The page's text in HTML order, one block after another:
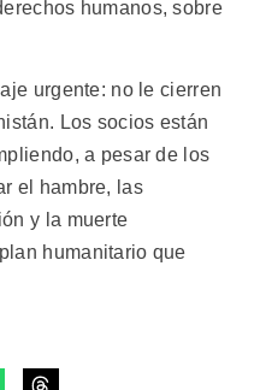
humanos, sobre
urgente: no le cierren
Los socios están
a pesar de los
el hambre, las
y la muerte
humanitario que